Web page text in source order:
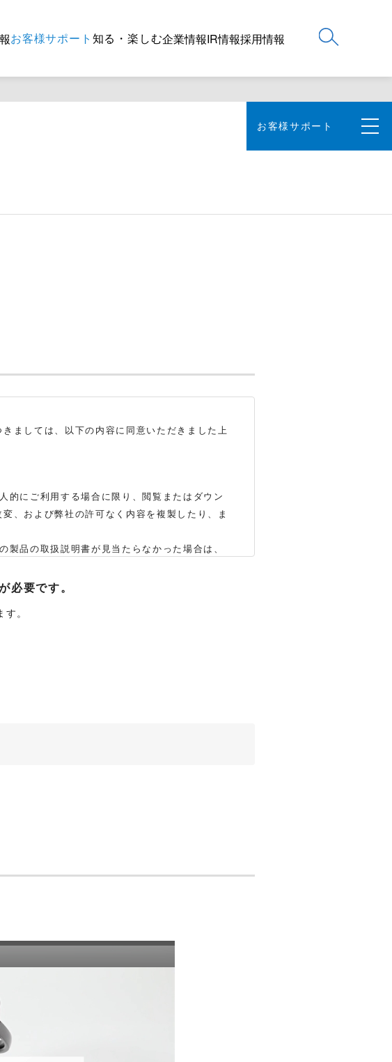
お客様サポート 知る・楽しむ企業情報IR情報採用情報
お客様サポート
ましては、以下の内容に同意いただきました上
的にご利用する場合に限り、閲覧またはダウン
、および弊社の許可なく内容を複製したり、ま
製品の取扱説明書が見当たらなかった場合は、
すので、あらかじめご了承ください。
つきましては、弊社「
。
、弊社は何ら保証せず、また責任を負うもので
の損害。
また、それによって生じる一切の損害。
必要です。
。